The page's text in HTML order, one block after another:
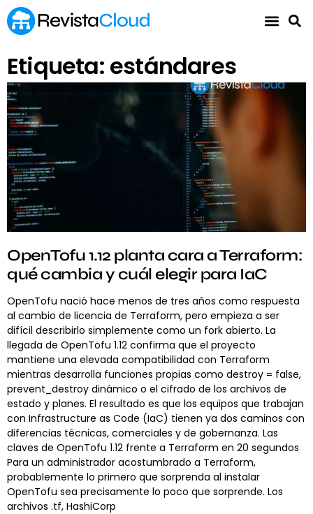
Etiqueta: estándares
OpenTofu 1.12 planta cara a Terraform:
qué cambia y cuál elegir para IaC
OpenTofu nació hace menos de tres años como respuesta
al cambio de licencia de Terraform, pero empieza a ser
difícil describirlo simplemente como un fork abierto. La
llegada de OpenTofu 1.12 confirma que el proyecto
mantiene una elevada compatibilidad con Terraform
mientras desarrolla funciones propias como destroy = false,
prevent_destroy dinámico o el cifrado de los archivos de
estado y planes. El resultado es que los equipos que trabajan
con Infrastructure as Code (IaC) tienen ya dos caminos con
diferencias técnicas, comerciales y de gobernanza. Las
claves de OpenTofu 1.12 frente a Terraform en 20 segundos
Para un administrador acostumbrado a Terraform,
probablemente lo primero que sorprenda al instalar
OpenTofu sea precisamente lo poco que sorprende. Los
archivos .tf, HashiCorp